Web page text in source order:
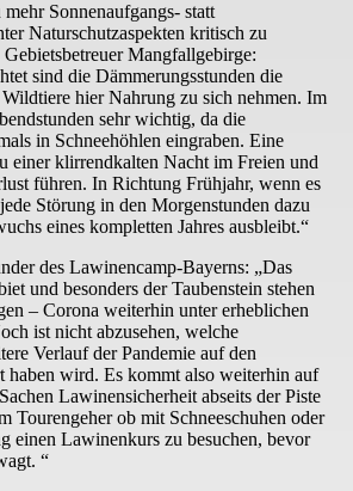
Sonnenaufgangs- statt
Naturschutzaspekten kritisch zu
Mangfallgebirge:
sind die Dämmerungsstunden die
hier Nahrung zu sich nehmen. Im
sehr wichtig, da die
in Schneehöhlen eingraben. Eine
einer klirrendkalten Nacht im Freien und
führen. In Richtung Frühjahr, wenn es
Störung in den Morgenstunden dazu
eines kompletten Jahres ausbleibt.“
des Lawinencamp-Bayerns: „Das
und besonders der Taubenstein stehen
– Corona weiterhin unter erheblichen
ist nicht abzusehen, welche
Verlauf der Pandemie auf den
haben wird. Es kommt also weiterhin auf
Lawinensicherheit abseits der Piste
Tourengeher ob mit Schneeschuhen oder
einen Lawinenkurs zu besuchen, bevor
“